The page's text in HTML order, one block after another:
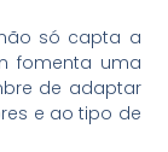
só capta a
fomenta uma
de adaptar
e ao tipo de